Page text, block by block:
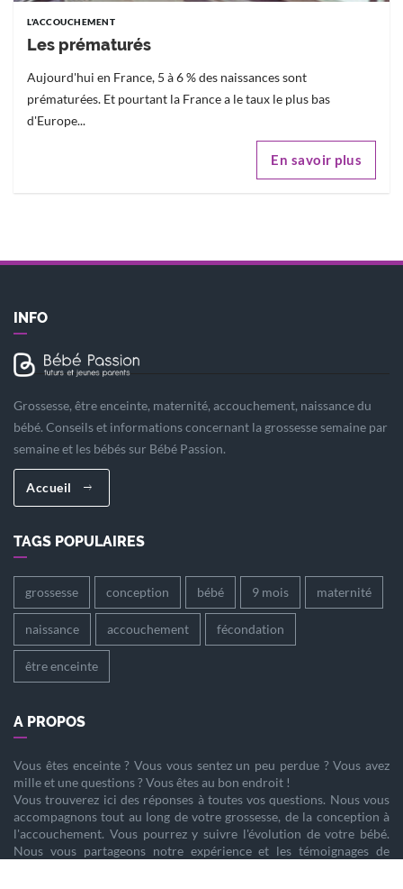
L'ACCOUCHEMENT
Les prématurés
Aujourd'hui en France, 5 à 6 % des naissances sont
prématurées. Et pourtant la France a le taux le plus bas
d'Europe...
En savoir plus
INFO
Grossesse, être enceinte, maternité, accouchement, naissance du
bébé. Conseils et informations concernant la grossesse semaine par
semaine et les bébés sur Bébé Passion.
Accueil
TAGS POPULAIRES
grossesse conception bébé 9 mois maternité
naissance accouchement fécondation
être enceinte
A PROPOS
Vous êtes enceinte? Vous vous sentez un peu perdue ? Vous avez
mille et une questions ? Vous êtes au bon endroit !
Vous trouverez ici des réponses à toutes vos questions. Nous vous
accompagnons tout au long de votre grossesse, de la conception à
l'accouchement. Vous pourrez y suivre l'évolution de votre bébé.
Nous vous partageons notre expérience et les témoignages de